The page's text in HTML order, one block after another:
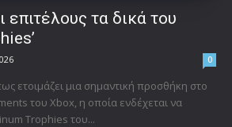
επιτέλους τα δικά του
0
ετοιμάζει μια σημαντική προσθήκη στο
του Xbox, η οποία ενδέχεται να
Trophies του...